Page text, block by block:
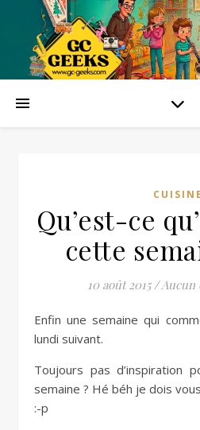
CUISINE
Qu’est-ce
cette
10 août 2015 /Aucun
Enfin une semaine qui commence à Lundi jusqu’au
lundi suivant.
Toujours pas d’inspiration
semaine ? Hé béh je dois
:-p